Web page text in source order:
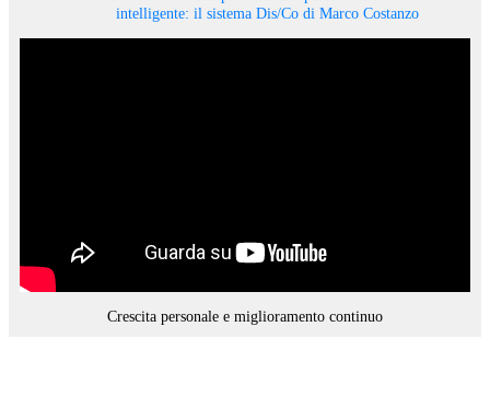
intelligente: il sistema Dis/Co di Marco Costanzo
Crescita personale e miglioramento continuo